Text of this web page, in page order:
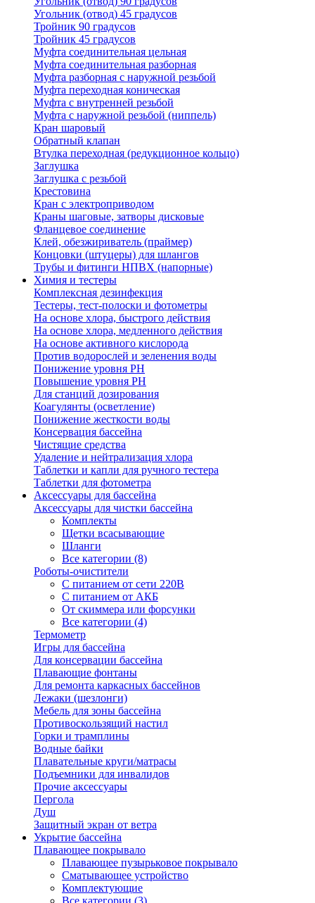
Угольник (отвод) 45 градусов
Тройник 90 градусов
Тройник 45 градусов
Муфта соединительная цельная
Муфта соединительная разборная
Муфта разборная с наружной резьбой
Муфта переходная коническая
Муфта с внутренней резьбой
Муфта с наружной резьбой (ниппель)
Кран шаровый
Обратный клапан
Втулка переходная (редукционное кольцо)
Заглушка
Заглушка с резьбой
Крестовина
Кран с электроприводом
Краны шаговые, затворы дисковые
Фланцевое соединение
Клей, обезжириватель (праймер)
Концовки (штуцеры) для шлангов
Трубы и фитинги НПВХ (напорные)
Химия и тестеры
Комплексная дезинфекция
Тестеры, тест-полоски и фотометры
На основе хлора, быстрого действия
На основе хлора, медленного действия
На основе активного кислорода
Против водорослей и зеленения воды
Понижение уровня РН
Повышение уровня РН
Для станций дозирования
Коагулянты (осветление)
Понижение жесткости воды
Консервация бассейна
Чистящие средства
Удаление и нейтрализация хлора
Таблетки и капли для ручного тестера
Таблетки для фотометра
Аксессуары для бассейна
Аксессуары для чистки бассейна
Комплекты
Щетки всасывающие
Шланги
Все категории (8)
Роботы-очистители
С питанием от сети 220В
С питанием от АКБ
От скиммера или форсунки
Все категории (4)
Термометр
Игры для бассейна
Для консервации бассейна
Плавающие фонтаны
Для ремонта каркасных бассейнов
Лежаки (шезлонги)
Мебель для зоны бассейна
Противоскользящий настил
Горки и трамплины
Водные байки
Плавательные круги/матрасы
Подъемники для инвалидов
Прочие аксессуары
Пергола
Душ
Защитный экран от ветра
Укрытие бассейна
Плавающее покрывало
Плавающее пузырьковое покрывало
Сматывающее устройство
Комплектующие
Все категории (3)